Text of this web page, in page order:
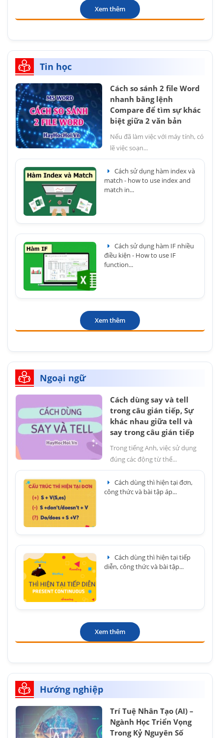
Xem thêm
Tin học
Cách so sánh 2 file Word
nhanh bằng lệnh
Compare để tìm sự khác
biệt giữa 2 văn bản
Nếu đã làm việc với máy tính, có
lẽ việc soạn...
Cách sử dụng hàm index và
match - how to use index and
match in...
Cách sử dụng hàm IF nhiều
điều kiện - How to use IF
function...
Xem thêm
Ngoại ngữ
Cách dùng say và tell
trong câu gián tiếp, Sự
khác nhau giữa tell và
say trong câu gián tiếp
Trong tiếng Anh, việc sử dụng
đúng các động từ thể...
Cách dùng thì hiện tại đơn,
công thức và bài tập áp...
Cách dùng thì hiện tại tiếp
diễn, công thức và bài tập...
Xem thêm
Hướng nghiệp
Trí Tuệ Nhân Tạo (AI) –
Ngành Học Triển Vọng
Trong Kỷ Nguyên Số